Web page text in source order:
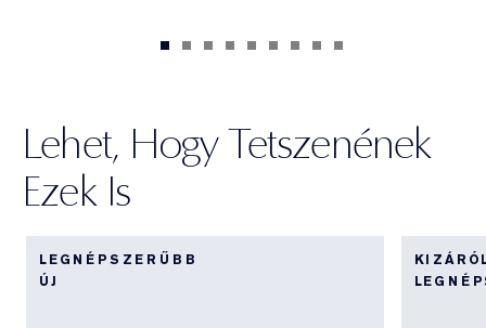
Lehet, Hogy Tetszenének
Ezek Is
LEGNÉPSZERŰBB
ÚJ